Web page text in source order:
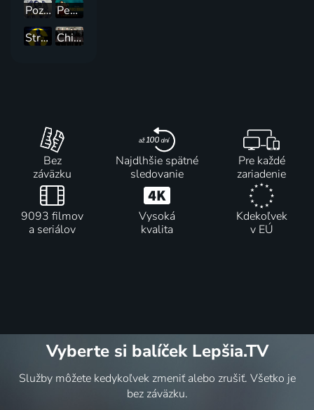
Pozůstalí
Peacemaker
Strážcovia
Chicagská polícia, Polícia Chicago
Bez
záväzku
Najdlhšie spätné
sledovanie
Pre každé
zariadenie
9093 filmov
a seriálov
Vysoká
kvalita
Kdekoľvek
v EÚ
Vyberte si balíček Lepšia.TV
Služby môžete kedykoľvek zmeniť alebo zrušiť. Všetko je
bez záväzku.